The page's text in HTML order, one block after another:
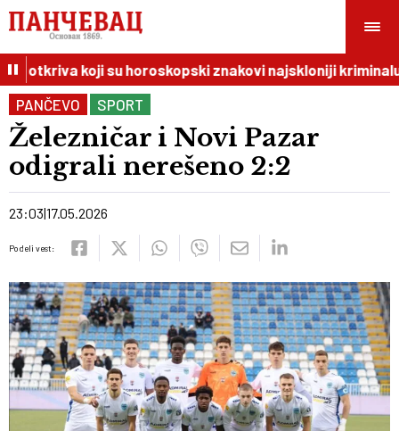
otkriva koji su horoskopski znakovi najskloniji kriminalu
PANČEVO
SPORT
Železničar i Novi Pazar
odigrali nerešeno 2:2
23:03 17.05.2026
Podeli vest: